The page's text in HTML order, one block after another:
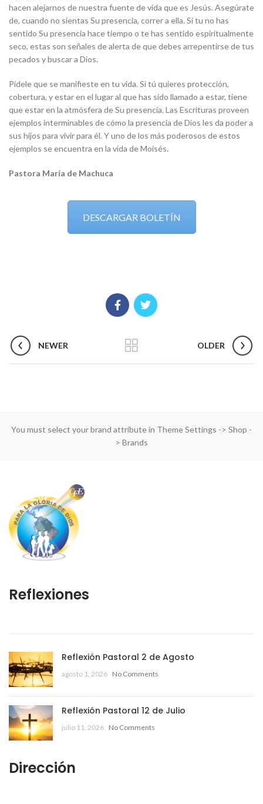
hacen alejarnos de nuestra fuente de vida que es Jesús. Asegúrate
de, cuando no sientas Su presencia, correr a ella. Si tu no has
sentido Su presencia hace tiempo o te has sentido espiritualmente
seco, estas son señales de alerta de que debes arrepentirse de tus
pecados y buscar a Dios.
Pídele que se manifieste en tu vida. Si tú quieres protección,
cobertura, y estar en el lugar al que has sido llamado a estar, tiene
que estar en la atmósfera de Su presencia. Las Escrituras proveen
ejemplos interminables de cómo la presencia de Dios les da poder a
sus hijos para vivir para él. Y uno de los más poderosos de estos
ejemplos se encuentra en la vida de Moisés.
Pastora María de Machuca
DESCARGAR BOLETÍN
NEWER OLDER
You must select your brand attribute in Theme Settings -> Shop -
> Brands
Reflexiones
Reflexión Pastoral 2 de Agosto
agosto 1, 2026 No Comments
Reflexión Pastoral 12 de Julio
julio 11, 2026 No Comments
Dirección